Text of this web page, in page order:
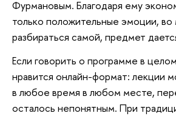
Фурмановым. Благодаря ему
только положительные эмоции, во
разбираться самой, предмет
Если говорить о программе в
нравится онлайн-формат: лекции
в любое время в любом месте,
осталось непонятным. При